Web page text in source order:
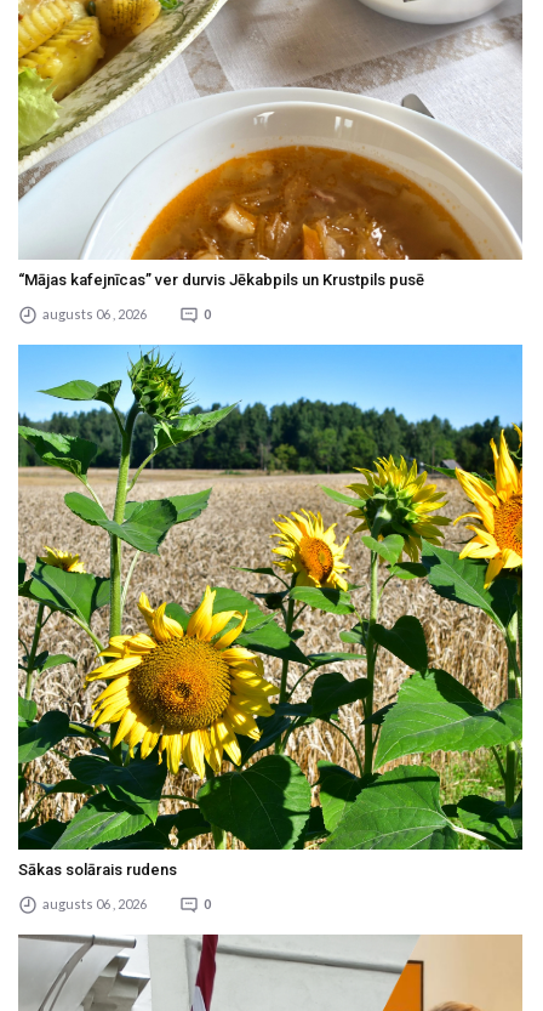
“Mājas kafejnīcas” ver durvis Jēkabpils un Krustpils pusē
augusts 06 , 2026 0
Sākas solārais rudens
augusts 06 , 2026 0